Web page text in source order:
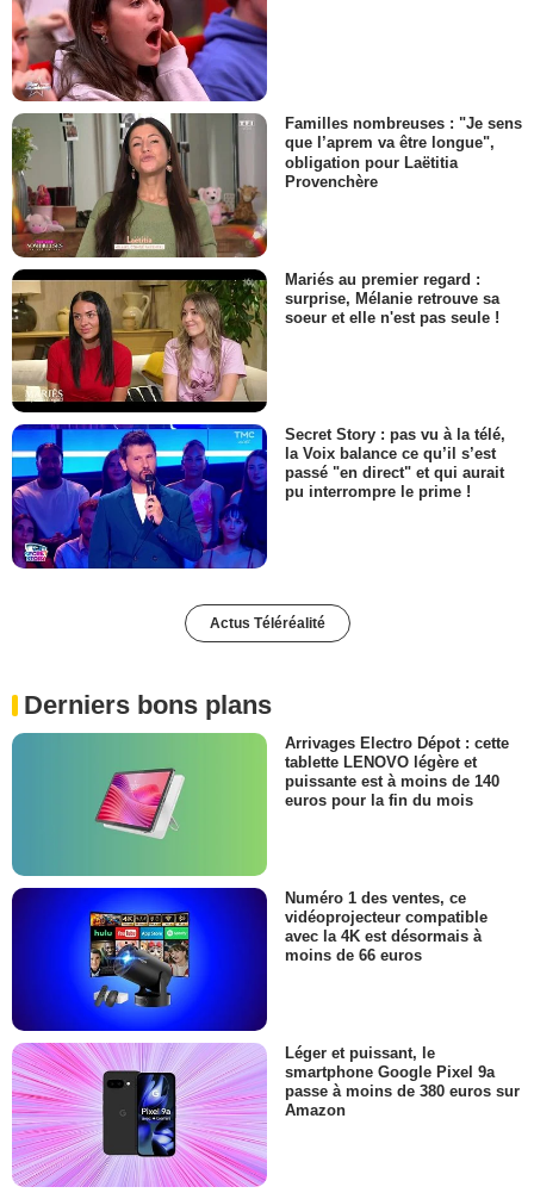
Familles nombreuses : "Je sens
que l’aprem va être longue",
obligation pour Laëtitia
Provenchère
Mariés au premier regard :
surprise, Mélanie retrouve sa
soeur et elle n'est pas seule !
Secret Story : pas vu à la télé,
la Voix balance ce qu’il s’est
passé "en direct" et qui aurait
pu interrompre le prime !
Actus Téléréalité
Derniers bons plans
Arrivages Electro Dépot : cette
tablette LENOVO légère et
puissante est à moins de 140
euros pour la fin du mois
Numéro 1 des ventes, ce
vidéoprojecteur compatible
avec la 4K est désormais à
moins de 66 euros
Léger et puissant, le
smartphone Google Pixel 9a
passe à moins de 380 euros sur
Amazon